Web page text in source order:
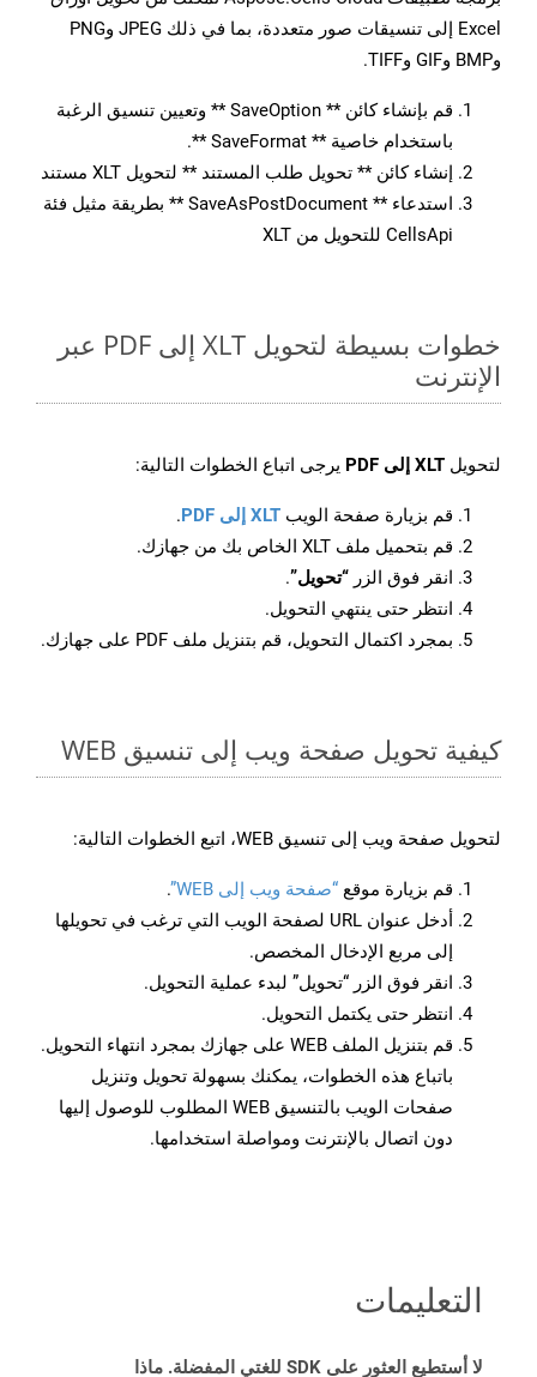
Excel إلى تنسيقات صور متعددة، بما في ذلك JPEG وPNG
وBMP وGIF وTIFF.
قم بإنشاء كائن ** SaveOption ** وتعيين تنسيق الرغبة
باستخدام خاصية ** SaveFormat **.
إنشاء كائن ** تحويل طلب المستند ** لتحويل XLT مستند
استدعاء ** SaveAsPostDocument ** بطريقة مثيل فئة
CellsApi للتحويل من XLT
خطوات بسيطة لتحويل XLT إلى PDF عبر
الإنترنت
لتحويل XLT إلى PDF يرجى اتباع الخطوات التالية:
قم بزيارة صفحة الويب XLT إلى PDF
.
قم بتحميل ملف XLT الخاص بك من جهازك.
انقر فوق الزر “تحويل”.
انتظر حتى ينتهي التحويل.
بمجرد اكتمال التحويل، قم بتنزيل ملف PDF على جهازك.
كيفية تحويل صفحة ويب إلى تنسيق WEB
لتحويل صفحة ويب إلى تنسيق WEB، اتبع الخطوات التالية:
قم بزيارة موقع “صفحة ويب إلى WEB”
.
أدخل عنوان URL لصفحة الويب التي ترغب في تحويلها
إلى مربع الإدخال المخصص.
انقر فوق الزر “تحويل” لبدء عملية التحويل.
انتظر حتى يكتمل التحويل.
قم بتنزيل الملف WEB على جهازك بمجرد انتهاء التحويل.
باتباع هذه الخطوات، يمكنك بسهولة تحويل وتنزيل
صفحات الويب بالتنسيق WEB المطلوب للوصول إليها
دون اتصال بالإنترنت ومواصلة استخدامها.
التعليمات
لا أستطيع العثور على SDK للغتي المفضلة. ماذا